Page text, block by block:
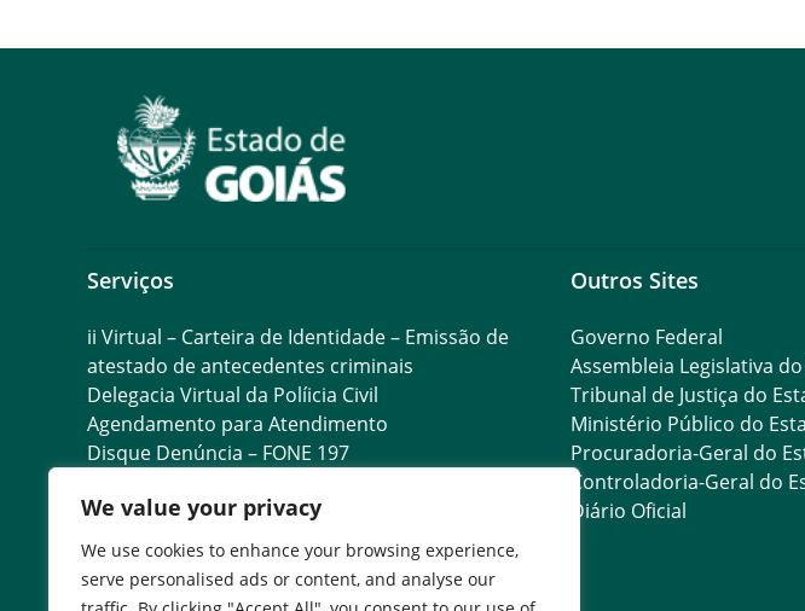
We value your privacy
We use cookies to enhance your browsing experience,
serve personalised ads or content, and analyse our
Serviços
ii Virtual – Carteira de Identidade – Emissão de
atestado de antecedentes criminais
Delegacia Virtual da Políicia Civil
Agendamento para Atendimento
Disque Denúncia – FONE 197
Compliance da Polícia Civil
Telefones da Polícia Civil
Homenagens da Polícia Civil
Locais para Recebimento de Adolescentes Infratores
Outros Sites
Governo Federal
Assembleia Legislativa
Tribunal de Justiça do
Ministério Público do
Procuradoria-Geral do
Controladoria-Geral do
Diário Oficial